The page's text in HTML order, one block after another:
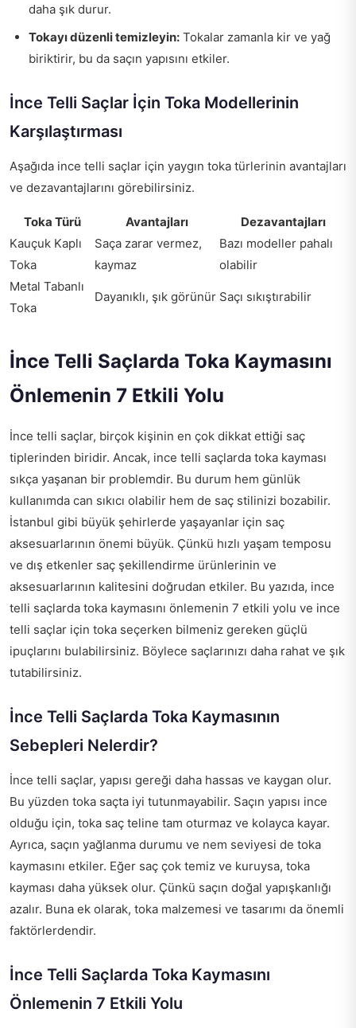
daha şık durur.
Tokayı düzenli temizleyin: Tokalar zamanla kir ve yağ
biriktirir, bu da saçın yapısını etkiler.
İnce Telli Saçlar İçin Toka Modellerinin
Karşılaştırması
Aşağıda ince telli saçlar için yaygın toka türlerinin avantajları
ve dezavantajlarını görebilirsiniz.
Toka Türü Avantajları
Dezavantajları
Kauçuk Kaplı
Toka
Saça zarar vermez,
kaymaz
Bazı modeller pahalı
olabilir
Metal Tabanlı
Toka
Dayanıklı, şık görünür Saçı sıkıştırabilir
İnce Telli Saçlarda Toka Kaymasını
Önlemenin 7 Etkili Yolu
İnce telli saçlar, birçok kişinin en çok dikkat ettiği saç
tiplerinden biridir. Ancak, ince telli saçlarda toka kayması
sıkça yaşanan bir problemdir. Bu durum hem günlük
kullanımda can sıkıcı olabilir hem de saç stilinizi bozabilir.
İstanbul gibi büyük şehirlerde yaşayanlar için saç
aksesuarlarının önemi büyük. Çünkü hızlı yaşam temposu
ve dış etkenler saç şekillendirme ürünlerinin ve
aksesuarlarının kalitesini doğrudan etkiler. Bu yazıda, ince
telli saçlarda toka kaymasını önlemenin 7 etkili yolu ve ince
telli saçlar için toka seçerken bilmeniz gereken güçlü
ipuçlarını bulabilirsiniz. Böylece saçlarınızı daha rahat ve şık
tutabilirsiniz.
İnce Telli Saçlarda Toka Kaymasının
Sebepleri Nelerdir?
İnce telli saçlar, yapısı gereği daha hassas ve kaygan olur.
Bu yüzden toka saçta iyi tutunmayabilir. Saçın yapısı ince
olduğu için, toka saç teline tam oturmaz ve kolayca kayar.
Ayrıca, saçın yağlanma durumu ve nem seviyesi de toka
kaymasını etkiler. Eğer saç çok temiz ve kuruysa, toka
kayması daha yüksek olur. Çünkü saçın doğal yapışkanlığı
azalır. Buna ek olarak, toka malzemesi ve tasarımı da önemli
faktörlerdendir.
İnce Telli Saçlarda Toka Kaymasını
Önlemenin 7 Etkili Yolu